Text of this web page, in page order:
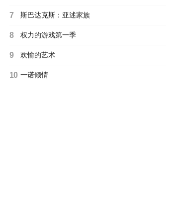
7 斯巴达克斯：亚述家族
8 权力的游戏第一季
9 欢愉的艺术
10 一诺倾情